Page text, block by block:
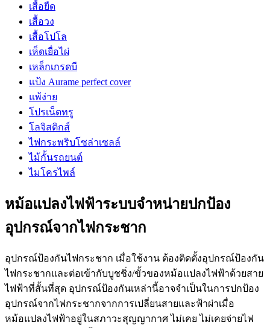
เสื้อยืด
เสื้อวง
เสื้อโปโล
เห็ดเยื่อไผ่
เหล็กเกรดบี
แป้ง Aurame perfect cover
แพ้ง่าย
โปรเน็ตทรู
โลจิสติกส์
ไฟกระพริบโซล่าเซลล์
ไม้กั้นรถยนต์
ไมโครไพล์
หม้อแปลงไฟฟ้าระบบจำหน่ายปกป้อง
อุปกรณ์จากไฟกระชาก
อุปกรณ์ป้องกันไฟกระชาก เมื่อใช้งาน ต้องติดตั้งอุปกรณ์ป้องกัน
ไฟกระชากและต่อเข้ากับบูชชิ่ง/ขั้วของหม้อแปลงไฟฟ้าด้วยสาย
ไฟฟ้าที่สั้นที่สุด อุปกรณ์ป้องกันเหล่านี้อาจจำเป็นในการปกป้อง
อุปกรณ์จากไฟกระชากจากการเปลี่ยนสายและฟ้าผ่าเมื่อ
หม้อแปลงไฟฟ้าอยู่ในสภาวะสุญญากาศ ไม่เคย ไม่เคยจ่ายไฟ